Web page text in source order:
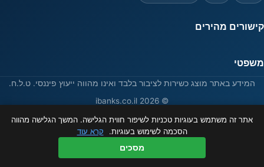
קישורים מהירים
משפטי
המידע באתר מוצג כשירות לציבור בלבד ואינו מהווה ייעוץ פיננסי. ט.ל.ח.
© 2026 ibanks.co.il
אתר זה משתמש בעוגיות טכניות לשיפור חווית הגלישה. המשך הגלישה מהווה
הסכמה לשימוש בעוגיות.
קרא עוד
מסכים